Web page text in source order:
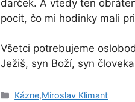
darček. A vtedy ten
pocit, čo mi hodinky mali
Všetci potrebujeme
Ježiš, syn Boží, syn
Kategórie
Kázne,Miroslav Klimant